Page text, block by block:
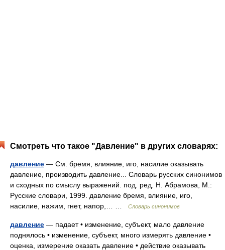
Смотреть что такое "Давление" в других словарях:
давление — См. бремя, влияние, иго, насилие оказывать
давление, производить давление... Словарь русских синонимов
и сходных по смыслу выражений. под. ред. Н. Абрамова, М.:
Русские словари, 1999. давление бремя, влияние, иго,
насилие, нажим, гнет, напор,… …
Словарь синонимов
давление — падает • изменение, субъект, мало давление
поднялось • изменение, субъект, много измерять давление •
оценка, измерение оказать давление • действие оказывать